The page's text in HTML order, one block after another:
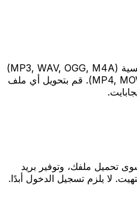
دعم جميع تنسيقات الصوت الرئيسية (MP3, WAV, OGG, M4A)
وتنسيقات الفيديو (MP4, MOV, AVI, MKV). قم بتحويل أي ملف
تحميل ملفك، وتوفير بريد
لا يلزم تسجيل الدخول أبدًا.